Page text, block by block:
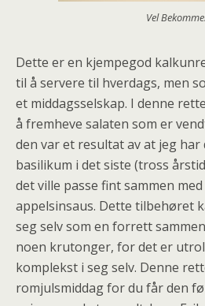
Vel
Dette er en kjempegod
til å servere til hverdags, men
et middagsselskap. I denne
å fremheve salaten som er
den var et resultat av at jeg
basilikum i det siste (tross
det ville passe fint sammen
appelsinsaus. Dette tilbehøret
seg selv som en forrett
noen krutonger, for det er
komplekst i seg selv. Denne
romjulsmiddag for du får den